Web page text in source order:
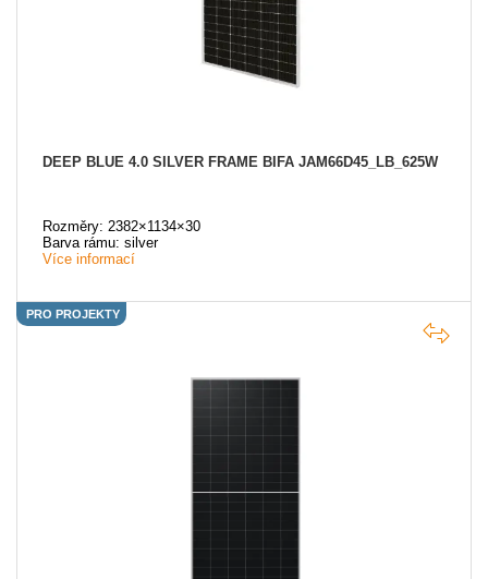
DEEP BLUE 4.0 SILVER FRAME BIFA JAM66D45_LB_625W
Rozměry: 2382×1134×30
Barva rámu: silver
Více informací
PRO PROJEKTY